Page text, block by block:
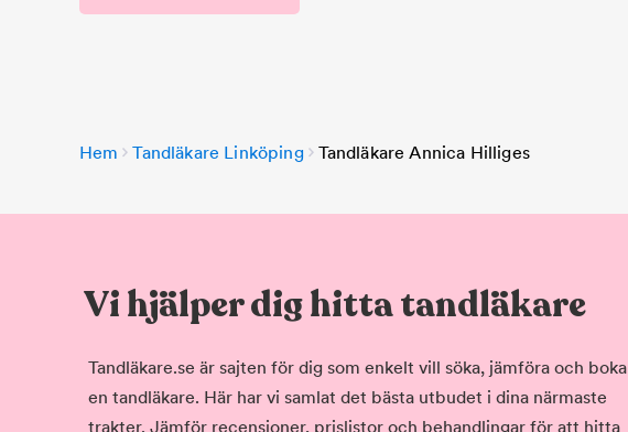
Hem Tandläkare Linköping Tandläkare Annica Hilliges
Vi hjälper dig hitta tandläkare
Tandläkare.se är sajten för dig som enkelt vill söka, jämföra och boka
en tandläkare. Här har vi samlat det bästa utbudet i dina närmaste
trakter. Jämför recensioner, prislistor och behandlingar för att hitta